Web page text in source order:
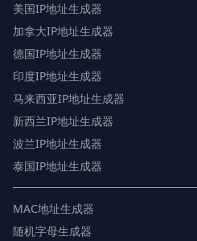
美国IP地址生成器
加拿大IP地址生成器
德国IP地址生成器
印度IP地址生成器
马来西亚IP地址生成器
新西兰IP地址生成器
波兰IP地址生成器
泰国IP地址生成器
MAC地址生成器
随机字母生成器